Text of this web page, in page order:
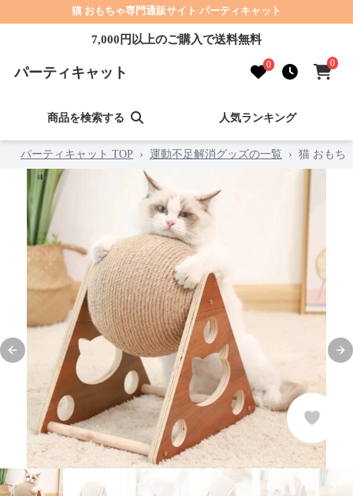
猫 おもちゃ専門通販サイト パーティキャット
7,000円以上のご購入で送料無料
パーティキャット 0 0
商品を検索する 人気ランキング
パーティキャット TOP › 運動不足解消グッズの一覧 › 猫 おもち
Previous slide